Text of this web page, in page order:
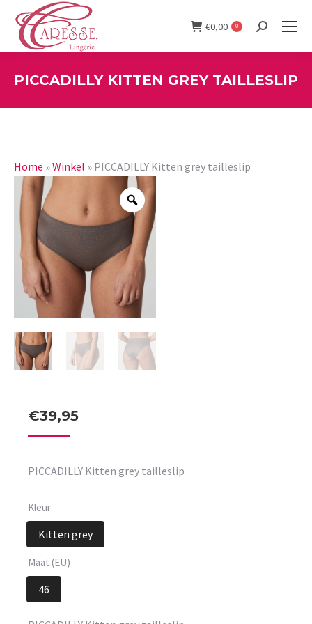
€0,00 0 Search:
PICCADILLY KITTEN GREY TAILLESLIP
Home »Winkel » PICCADILLY Kitten grey tailleslip
€39,95
PICCADILLY Kitten grey tailleslip
Kleur
Kitten grey
Maat (EU)
46